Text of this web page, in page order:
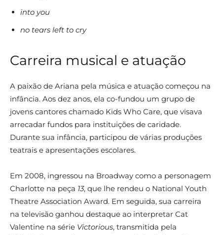
into you
no tears left to cry
Carreira musical e atuação
A paixão de Ariana pela música e atuação começou na
infância. Aos dez anos, ela co-fundou um grupo de
jovens cantores chamado Kids Who Care, que visava
arrecadar fundos para instituições de caridade.
Durante sua infância, participou de várias produções
teatrais e apresentações escolares.
Em 2008, ingressou na Broadway como a personagem
Charlotte na peça 13, que lhe rendeu o National Youth
Theatre Association Award. Em seguida, sua carreira
na televisão ganhou destaque ao interpretar Cat
Valentine na série Victorious, transmitida pela